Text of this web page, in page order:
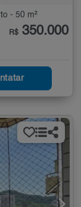
- 50 m²
R$ 350.000